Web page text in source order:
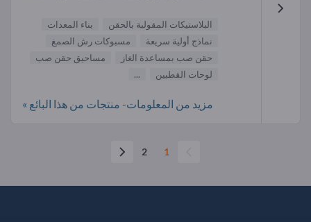
البلاستيكات المقولبة بالحقن
بناء المعدات
نماذج أولية سريعة
مسبوكات رش الصمغ
حقن صب بمساعدة الغاز
مساحيق حقن صب
لوحات القطبين
...
مزيد من المعلومات- منتجات من هذا البائع »
1
2